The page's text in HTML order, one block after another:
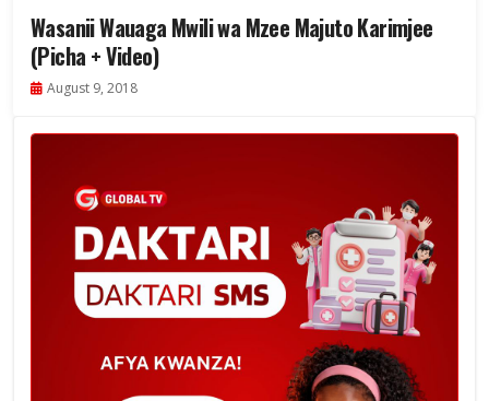
Wasanii Wauaga Mwili wa Mzee Majuto Karimjee
(Picha + Video)
August 9, 2018